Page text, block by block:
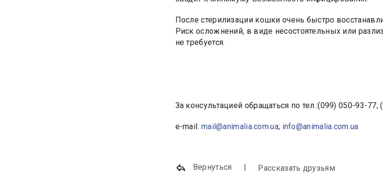
После стерилизации кошки очень быстро
Риск осложнений, в виде несостоятельных или
не требуется.
За консультацией обращаться по тел.:(099) 050-93-
e-mail: mail@animalia.com.ua; info@animalia.com.ua
Вернуться Рассказать друзьям